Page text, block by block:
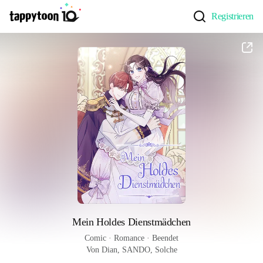
Registrieren
Mein Holdes Dienstmädchen
Comic · Romance · Beendet
Von Dian, SANDO, Solche